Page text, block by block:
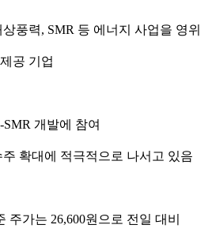
풍력, SMR 등 에너지 사업을 영위
공 기업
개발에 참여
확대에 적극적으로 나서고 있음
주가는 26,600원으로 전일 대비